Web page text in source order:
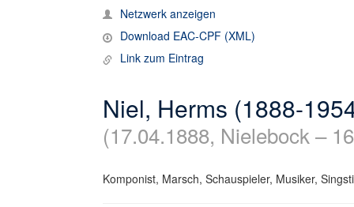
Netzwerk anzeigen
Download EAC-CPF (XML)
Link zum Eintrag
Niel, Herms (1888-
(17.04.1888, Nielebock –
Komponist, Marsch, Schauspieler, Musiker,